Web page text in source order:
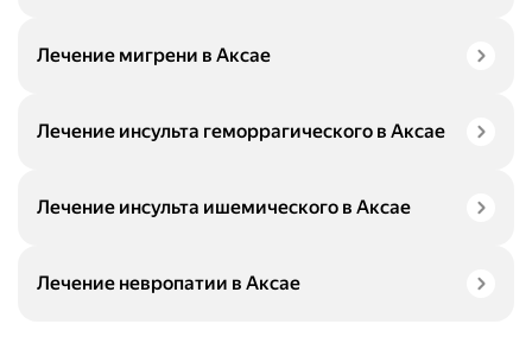
Лечение мигрени в Аксае
Лечение инсульта геморрагического в Аксае
Лечение инсульта ишемического в Аксае
Лечение невропатии в Аксае